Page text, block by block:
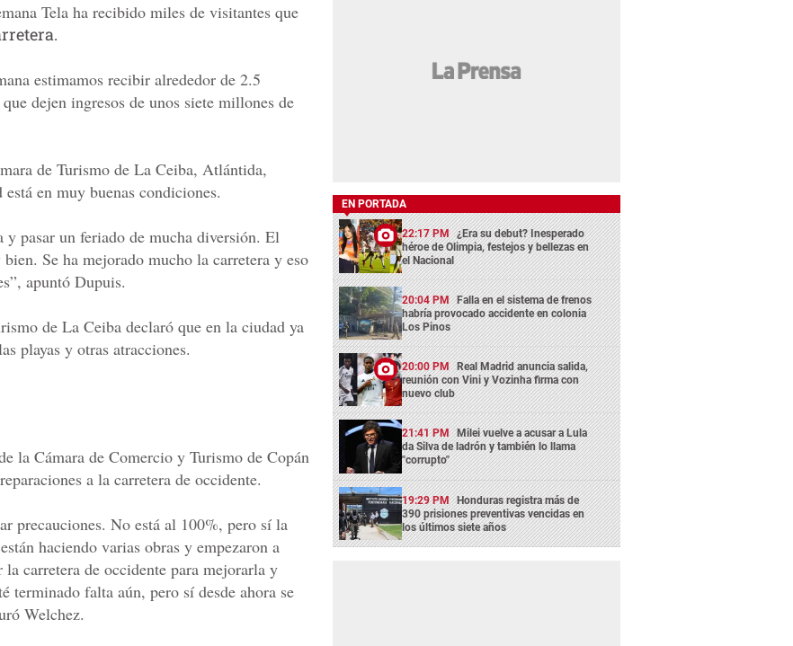
Tela ha recibido miles de visitantes que
estimamos recibir alrededor de 2.5
dejen ingresos de unos siete millones de
de Turismo de La Ceiba, Atlántida,
en muy buenas condiciones.
pasar un feriado de mucha diversión. El
Se ha mejorado mucho la carretera y eso
apuntó Dupuis.
de La Ceiba declaró que en la ciudad ya
playas y otras atracciones.
la Cámara de Comercio y Turismo de Copán
a la carretera de occidente.
precauciones. No está al 100%, pero sí la
haciendo varias obras y empezaron a
carretera de occidente para mejorarla y
terminado falta aún, pero sí desde ahora se
Welchez.
EN PORTADA
22:17 PM ¿Era su debut? Inesperado
héroe de Olimpia, festejos y bellezas en
el Nacional
20:04 PM Falla en el sistema de frenos
habría provocado accidente en colonia
Los Pinos
20:00 PM Real Madrid anuncia salida,
reunión con Vini y Vozinha firma con
nuevo club
21:41 PM Milei vuelve a acusar a Lula
da Silva de ladrón y también lo llama
"corrupto"
19:29 PM Honduras registra más de
390 prisiones preventivas vencidas en
los últimos siete años